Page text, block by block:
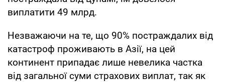
виплатити 49 млрд.
Незважаючи на те, що 90% постраждалих від
катастроф проживають в Азії, на цей
континент припадає лише невелика частка
від загальної суми страхових виплат, так як